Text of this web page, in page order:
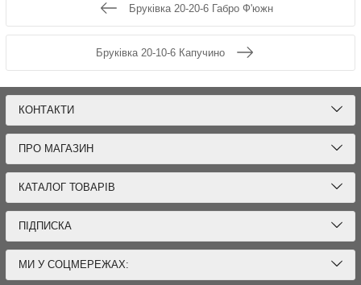
Бруківка 20-20-6 Габро Ф'южн
Бруківка 20-10-6 Капучино
КОНТАКТИ
ПРО МАГАЗИН
КАТАЛОГ ТОВАРІВ
ПІДПИСКА
МИ У СОЦМЕРЕЖАХ: